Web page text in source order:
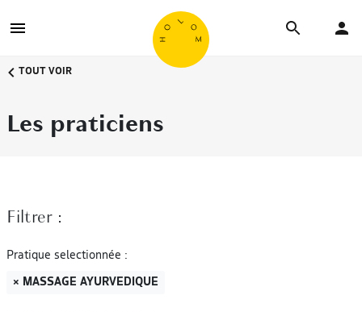
TOUT VOIR
Les praticiens
Filtrer :
Pratique selectionnée :
× MASSAGE AYURVEDIQUE